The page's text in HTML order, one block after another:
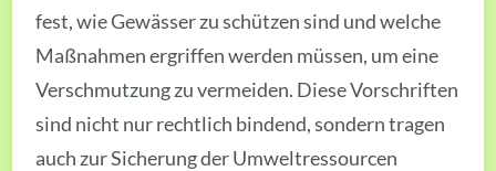
fest, wie Gewässer zu schützen sind und welche
Maßnahmen ergriffen werden müssen, um eine
Verschmutzung zu vermeiden. Diese Vorschriften
sind nicht nur rechtlich bindend, sondern tragen
auch zur Sicherung der Umweltressourcen